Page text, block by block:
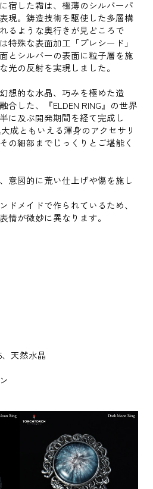
宿した霜は、極薄のシルバーパ
現。鋳造技術を駆使した多層構
るような奥行きが見どころで
特殊な表面加工「プレシード」
とシルバーの表面に粒子層を施
光の反射を実現しました。
想的な水晶、巧みを極めた造
合した、『ELDEN RING』の世界
に及ぶ開発期間を経て完成し
成ともいえる渾身のアクセサリ
の細部までじっくりとご堪能く
意図的に荒い仕上げや傷を施し
メイドで作られているため、
情が微妙に異なります。
天然水晶